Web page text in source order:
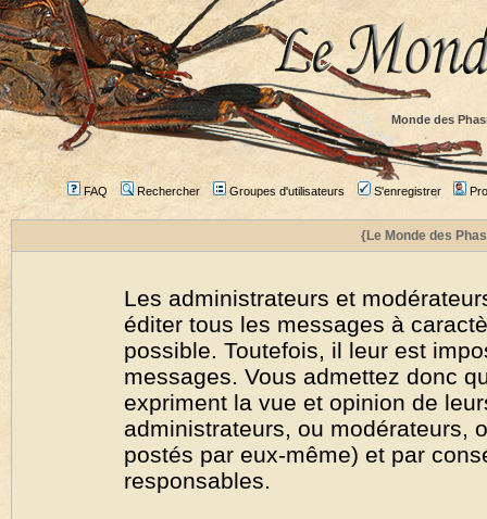
Monde des
FAQ Rechercher Groupes d'utilisateurs S'enregistrer
{Le Monde des
Les administrateurs et
éditer tous les messages à
possible. Toutefois, il leur est
messages. Vous admettez donc
expriment la vue et opinion de
administrateurs, ou modérateurs,
postés par eux-même) et par
responsables.